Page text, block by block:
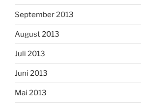
September 2013
August 2013
Juli 2013
Juni 2013
Mai 2013